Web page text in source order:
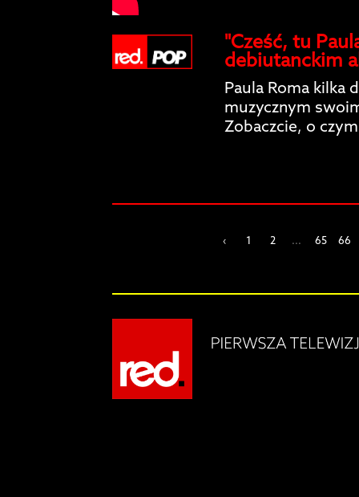
"Cześć, tu
debiutanckim
Paula Roma kilka
muzycznym
Zobaczcie, o
‹ 1 2 ... 65 66